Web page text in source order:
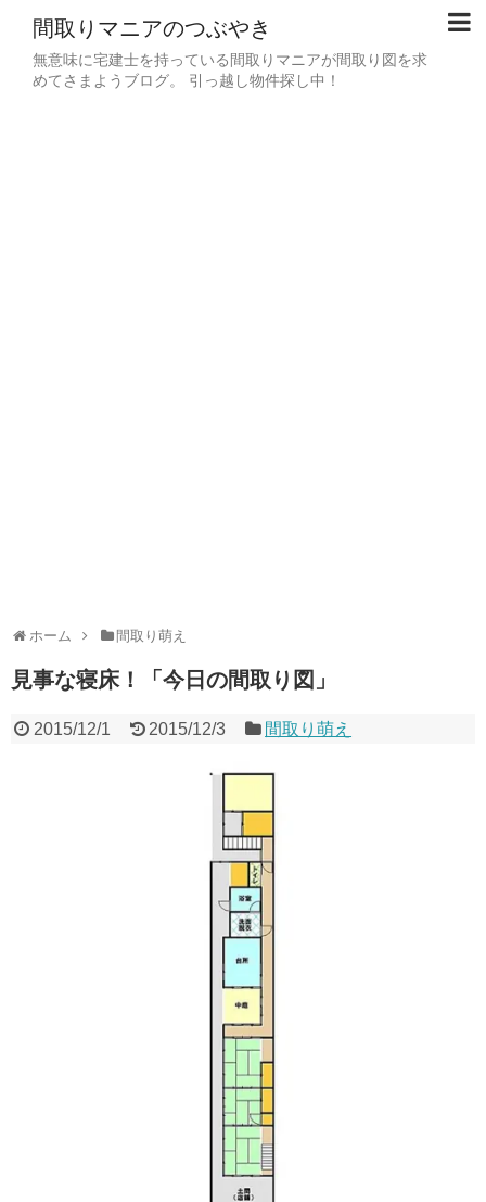
間取りマニアのつぶやき
無意味に宅建士を持っている間取りマニアが間取り図を求
めてさまようブログ。 引っ越し物件探し中！
ホーム 間取り萌え
見事な寝床！「今日の間取り図」
2015/12/1 2015/12/3 間取り萌え